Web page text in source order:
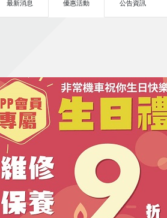
最新消息 優惠活動 公告資訊